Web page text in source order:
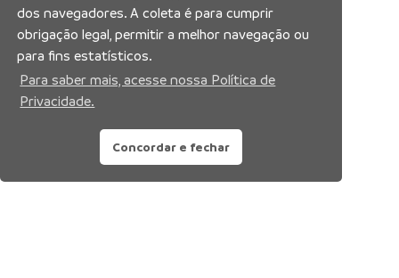
dos navegadores. A coleta é para cumprir
obrigação legal, permitir a melhor navegação ou
para fins estatísticos.
Para saber mais, acesse nossa Política de
Privacidade.
Concordar e fechar